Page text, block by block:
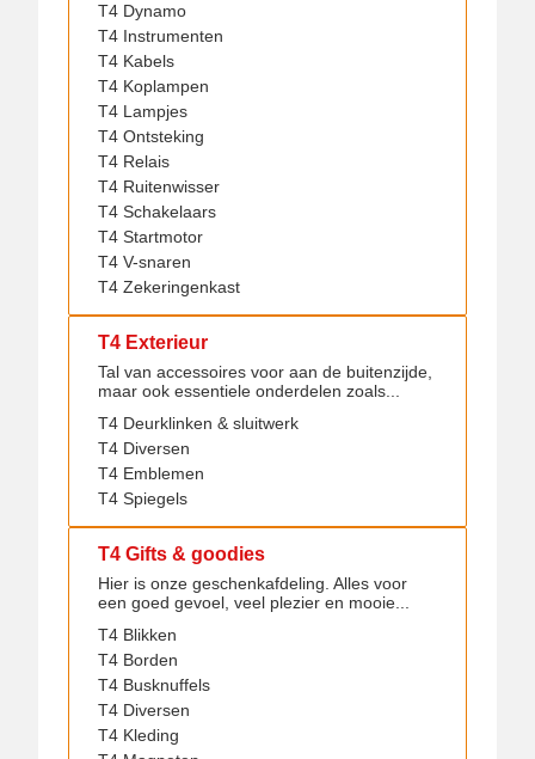
T4 Dynamo
T4 Instrumenten
T4 Kabels
T4 Koplampen
T4 Lampjes
T4 Ontsteking
T4 Relais
T4 Ruitenwisser
T4 Schakelaars
T4 Startmotor
T4 V-snaren
T4 Zekeringenkast
T4 Exterieur
Tal van accessoires voor aan de buitenzijde,
maar ook essentiele onderdelen zoals...
T4 Deurklinken & sluitwerk
T4 Diversen
T4 Emblemen
T4 Spiegels
T4 Gifts & goodies
Hier is onze geschenkafdeling. Alles voor
een goed gevoel, veel plezier en mooie...
T4 Blikken
T4 Borden
T4 Busknuffels
T4 Diversen
T4 Kleding